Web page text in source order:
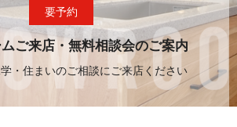
要予約
ご来店・無料相談会のご案内
・住まいのご相談にご来店ください